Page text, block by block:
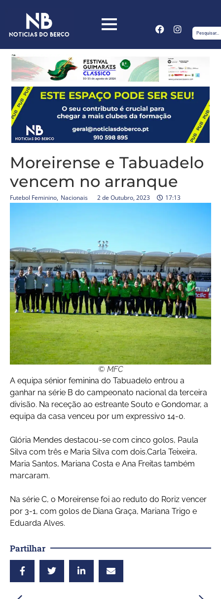
Moreirense e Tabuadelo
vencem no arranque
Futebol Feminino, Nacionais 2 de Outubro, 2023 17:13
© MFC
A equipa sénior feminina do Tabuadelo entrou a
ganhar na série B do campeonato nacional da terceira
divisão. Na receção ao estreante Souto e Gondomar, a
equipa da casa venceu por um expressivo 14-0.
Glória Mendes destacou-se com cinco golos, Paula
Silva com três e Maria Silva com dois.Carla Teixeira,
Maria Santos, Mariana Costa e Ana Freitas também
marcaram.
Na série C, o Moreirense foi ao reduto do Roriz vencer
por 3-1, com golos de Diana Graça, Mariana Trigo e
Eduarda Alves.
Partilhar